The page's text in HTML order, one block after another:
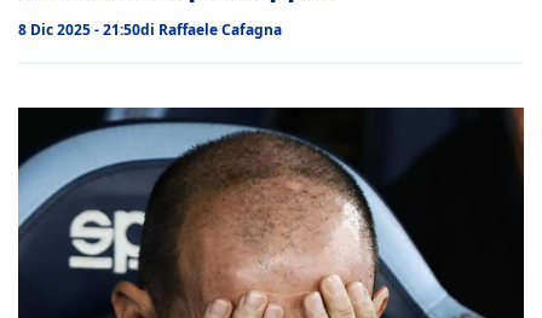
8 Dic 2025 - 21:50di Raffaele Cafagna